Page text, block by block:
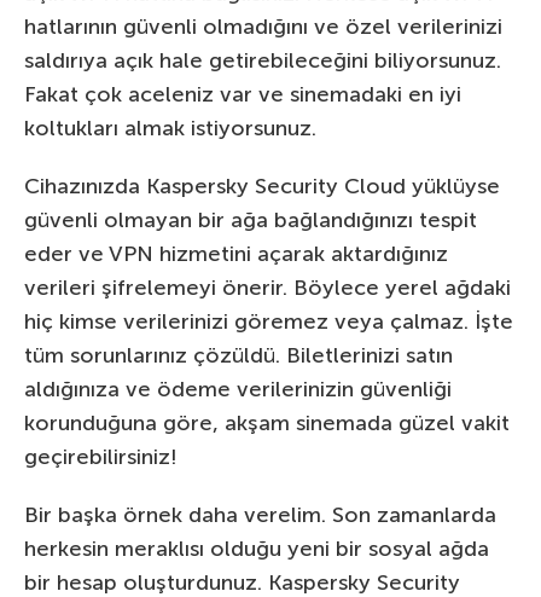
hatlarının güvenli olmadığını ve özel verilerinizi
saldırıya açık hale getirebileceğini biliyorsunuz.
Fakat çok aceleniz var ve sinemadaki en iyi
koltukları almak istiyorsunuz.
Cihazınızda Kaspersky Security Cloud yüklüyse
güvenli olmayan bir ağa bağlandığınızı tespit
eder ve VPN hizmetini açarak aktardığınız
verileri şifrelemeyi önerir. Böylece yerel ağdaki
hiç kimse verilerinizi göremez veya çalmaz. İşte
tüm sorunlarınız çözüldü. Biletlerinizi satın
aldığınıza ve ödeme verilerinizin güvenliği
korunduğuna göre, akşam sinemada güzel vakit
geçirebilirsiniz!
Bir başka örnek daha verelim. Son zamanlarda
herkesin meraklısı olduğu yeni bir sosyal ağda
bir hesap oluşturdunuz. Kaspersky Security